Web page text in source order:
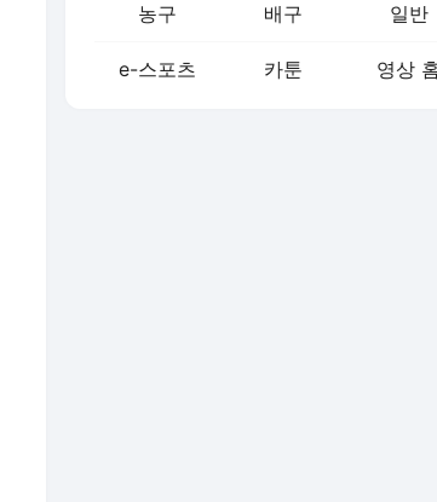
농구 배구 일반
e-스포츠 카툰 영상